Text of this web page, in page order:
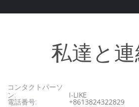
私達と
コンタクトパーソ
ン:
I-LIKE
電話番号:
+8613824322829